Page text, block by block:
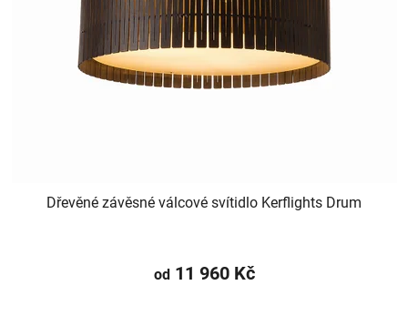
Dřevěné závěsné válcové svítidlo Kerflights Drum
od11 960 Kč